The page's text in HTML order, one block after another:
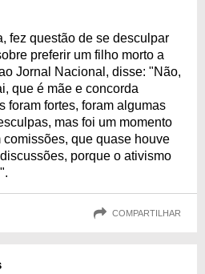
fez questão de se desculpar
preferir um filho morto a
Jornal Nacional, disse: "Não,
que é mãe e concorda
foram fortes, foram algumas
mas foi um momento
que quase houve
porque o ativismo
COMPARTILHAR